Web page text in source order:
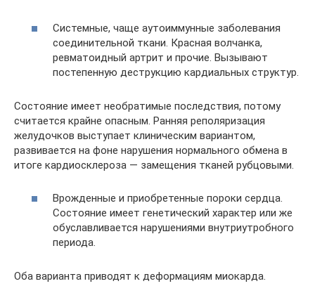
Системные, чаще аутоиммунные заболевания
соединительной ткани. Красная волчанка,
ревматоидный артрит и прочие. Вызывают
постепенную деструкцию кардиальных структур.
Состояние имеет необратимые последствия, потому
считается крайне опасным. Ранняя реполяризация
желудочков выступает клиническим вариантом,
развивается на фоне нарушения нормального обмена в
итоге кардиосклероза — замещения тканей рубцовыми.
Врожденные и приобретенные пороки сердца.
Состояние имеет генетический характер или же
обуславливается нарушениями внутриутробного
периода.
Оба варианта приводят к деформациям миокарда.